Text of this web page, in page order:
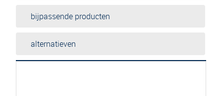
bijpassende producten
alternatieven